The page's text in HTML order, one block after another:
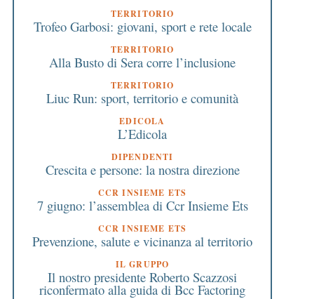
TERRITORIO
Trofeo Garbosi: giovani, sport e rete locale
TERRITORIO
Alla Busto di Sera corre l’inclusione
TERRITORIO
Liuc Run: sport, territorio e comunità
EDICOLA
L’Edicola
DIPENDENTI
Crescita e persone: la nostra direzione
CCR INSIEME ETS
7 giugno: l’assemblea di Ccr Insieme Ets
CCR INSIEME ETS
Prevenzione, salute e vicinanza al territorio
IL GRUPPO
Il nostro presidente Roberto Scazzosi
riconfermato alla guida di Bcc Factoring